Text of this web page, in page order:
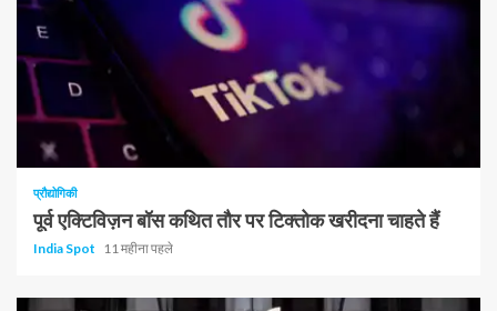
प्रौद्योगिकी
पूर्व एक्टिविज़न बॉस कथित तौर पर टिक्तोक खरीदना चाहते हैं
India Spot 11 महीना पहले